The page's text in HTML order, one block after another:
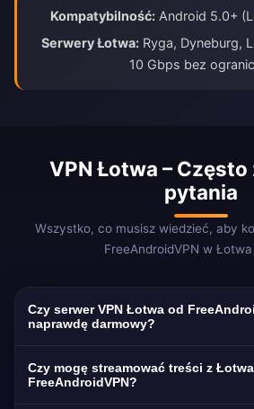
Kompatybilność:Android 5.0+
Serwery Łotwa:Ryga, Dyneburg,
10 Gbps bez
VPN Łotwa –
pytania
Wszystko, co musisz wiedzieć, aby
FreeAndroidVPN w
Czy serwer VPN Łotwa od
naprawdę darmowy?
Tak! Serwery VPN Łotwa od
są w 100% darmowe bez
Czy mogę streamować treści z
FreeAndroidVPN?